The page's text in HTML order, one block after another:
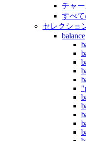
チャー
すべ
セレクショ
balance